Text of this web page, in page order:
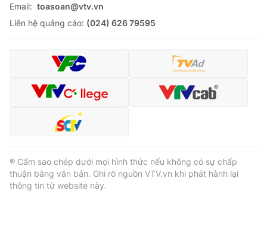
Email: toasoan@vtv.vn
Liên hệ quảng cáo: (024) 626 79595
® Cấm sao chép dưới mọi hình thức nếu không có sự chấp
thuận bằng văn bản. Ghi rõ nguồn VTV.vn khi phát hành lại
thông tin từ website này.